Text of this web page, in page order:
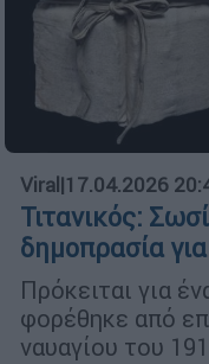
Viral |17.04.2026
Τιτανικός:
δημοπρασία
Πρόκειται για
φορέθηκε από
ναυαγίου του